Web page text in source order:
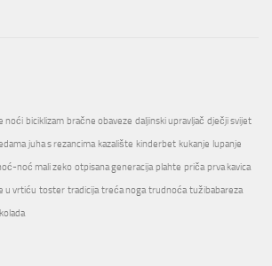
noći biciklizam bračne obaveze daljinski upravljač dječji svijet
juha s rezancima kazalište kinderbet kukanje lupanje
noć mali zeko otpisana generacija plahte priča prva kavica
u vrtiću toster tradicija treća noga trudnoća tužibabareza